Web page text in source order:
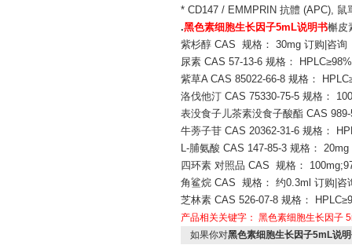
* CD147 / EMMPRIN 抗體 (APC),
.黑色素细胞生长因子5mL说明书槲皮
紫杉醇 CAS 规格： 30mg 订购|咨询
尿素 CAS 57-13-6 规格：
紫草A CAS 85022-66-8 规格：
洛伐他汀 CAS 75330-75-5 规格：
表没食子儿茶素没食子酸酯 CAS
牛蒡子苷 CAS 20362-31-6 规格：
L-脯氨酸 CAS 147-85-3 规格： 20mg
四环素 对照品 CAS 规格：
角鲨烷 CAS 规格： 约0.3ml 订购|咨
芝林素 CAS 526-07-8 规格：
产品相关关键字： 黑色素细胞生长因子
如果你对黑色素细胞生长因子5mL说